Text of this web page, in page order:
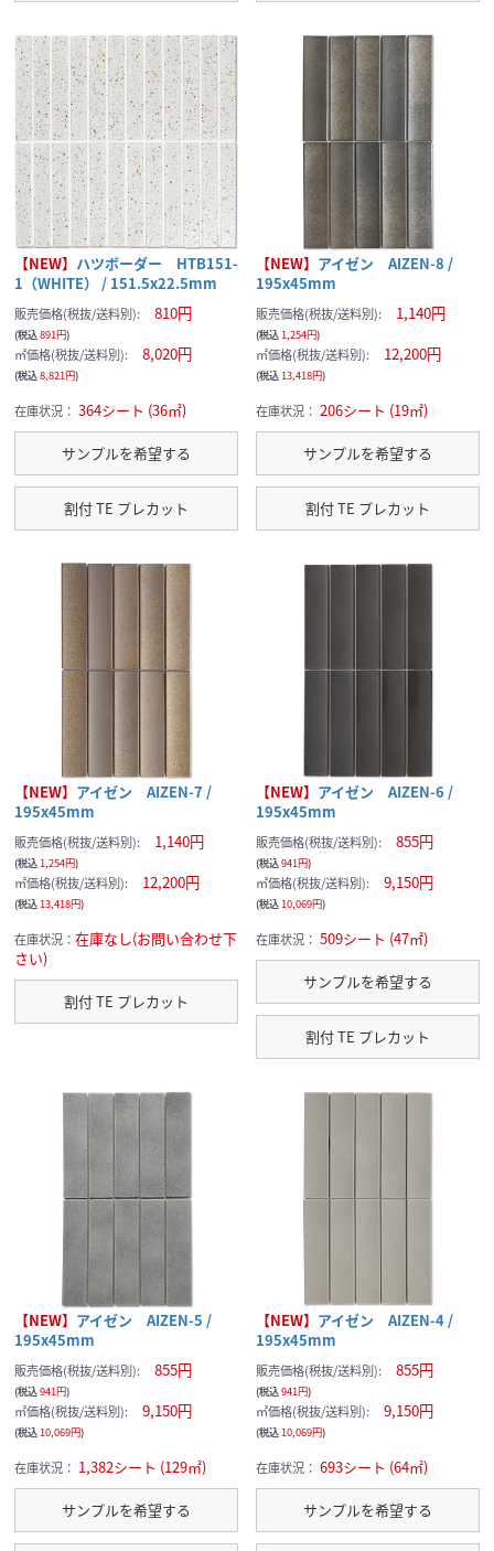
【NEW】 ハツボーダー HTB151-
1（WHITE） / 151.5x22.5mm
販売価格(税抜/送料別): 810円
(税込891円)
㎡価格(税抜/送料別): 8,020円
(税込8,821円)
在庫状況： 364シート (36㎡)
サンプルを希望する
割付 TE プレカット
【NEW】 アイゼン AIZEN-8 /
195x45mm
販売価格(税抜/送料別): 1,140円
(税込1,254円)
㎡価格(税抜/送料別): 12,200円
(税込13,418円)
在庫状況： 206シート (19㎡)
サンプルを希望する
割付 TE プレカット
【NEW】 アイゼン AIZEN-7 /
195x45mm
販売価格(税抜/送料別): 1,140円
(税込1,254円)
㎡価格(税抜/送料別): 12,200円
(税込13,418円)
在庫状況： 在庫なし(お問い合わせ下
さい)
割付 TE プレカット
【NEW】 アイゼン AIZEN-6 /
195x45mm
販売価格(税抜/送料別): 855円
(税込941円)
㎡価格(税抜/送料別): 9,150円
(税込10,069円)
在庫状況： 509シート (47㎡)
サンプルを希望する
割付 TE プレカット
【NEW】 アイゼン AIZEN-5 /
195x45mm
販売価格(税抜/送料別): 855円
(税込941円)
㎡価格(税抜/送料別): 9,150円
(税込10,069円)
在庫状況： 1,382シート (129㎡)
サンプルを希望する
【NEW】 アイゼン AIZEN-4 /
195x45mm
販売価格(税抜/送料別): 855円
(税込941円)
㎡価格(税抜/送料別): 9,150円
(税込10,069円)
在庫状況： 693シート (64㎡)
サンプルを希望する